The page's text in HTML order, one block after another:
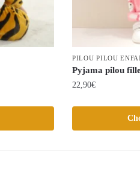
PILOU PILOU
Pyjama pilou
22,90€
Ce